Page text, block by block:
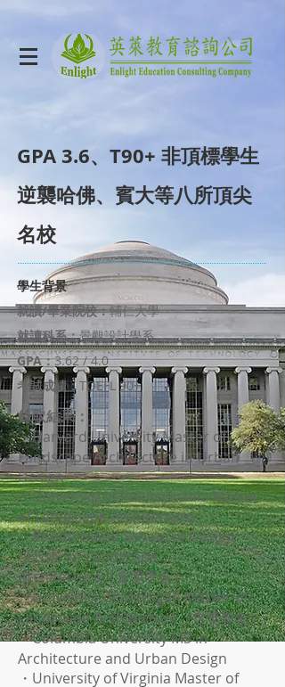
GPA 3.6、T90+ 非頂標學生
逆襲哈佛、賓大等八所頂尖
名校
學生背景
就讀/畢業院校：輔仁大學
就讀科系：景觀設計學系
GPA：3.62 / 4.0
考試成績：TOEFL 90+
錄取結果：
・Harvard University Master of
Landscape Architecture in Urban
Design
・University of Pennsylvania Master
of Landscape Architecture
・Rhode Island School of Design
Master of Landscape
Architecture（含獎學金）
・University of Michigan Master of
Landscape Architecture（含獎學金）
・Columbia University MS in
Architecture and Urban Design
・University of Virginia Master of